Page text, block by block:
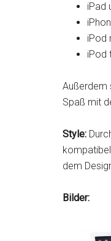
iPad
iPod
iPod
Außerdem
Spaß mit
Style:
dem
Bilder: